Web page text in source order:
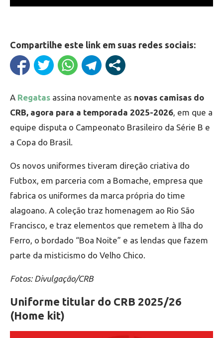
Compartilhe este link em suas redes sociais:
A Regatas assina novamente as novas camisas do
CRB, agora para a temporada 2025-2026, em que a
equipe disputa o Campeonato Brasileiro da Série B e
a Copa do Brasil.
Os novos uniformes tiveram direção criativa do
Futbox, em parceria com a Bomache, empresa que
fabrica os uniformes da marca própria do time
alagoano. A coleção traz homenagem ao Rio São
Francisco, e traz elementos que remetem à Ilha do
Ferro, o bordado “Boa Noite” e as lendas que fazem
parte da misticismo do Velho Chico.
Fotos: Divulgação/CRB
Uniforme titular do CRB 2025/26
(Home kit)